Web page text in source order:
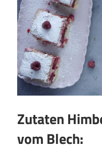
Zutaten
vom Blech: